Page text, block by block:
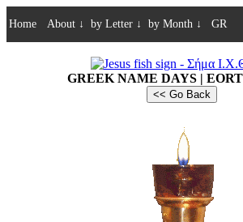
Home About ↓ by Letter ↓ by Month ↓ GR
GREEK NAME DAYS |
<< Go Back